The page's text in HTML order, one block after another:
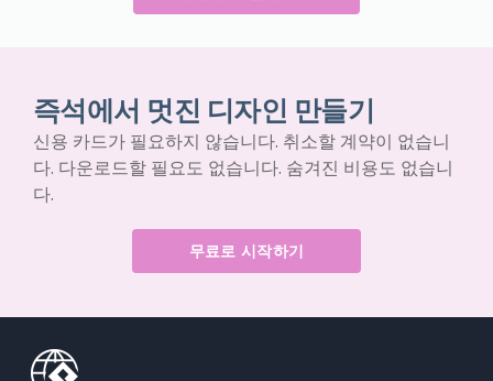
즉석에서 멋진 디자인 만들기
신용 카드가 필요하지 않습니다. 취소할 계약이 없습니
다. 다운로드할 필요도 없습니다. 숨겨진 비용도 없습니
다.
무료로 시작하기